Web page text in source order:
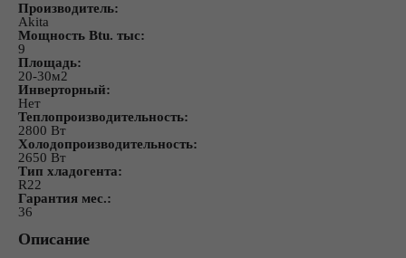
Производитель:
Akita
Мощность Btu. тыс:
9
Площадь:
20-30м2
Инверторный:
Нет
Теплопроизводительность:
2800 Вт
Холодопроизводительность:
2650 Вт
Тип хладогента:
R22
Гарантия мес.:
36
Описание